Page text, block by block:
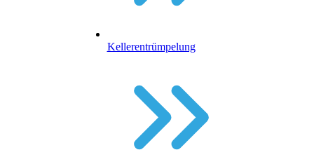
Kellerentrümpelung